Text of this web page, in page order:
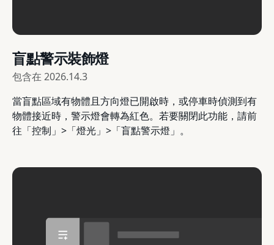
盲點警示裝飾燈
包含在 2026.14.3
當盲點區域有物體且方向燈已開啟時，或停車時偵測到有
物體接近時，警示燈會轉為紅色。若要關閉此功能，請前
往「控制」>「燈光」>「盲點警示燈」。